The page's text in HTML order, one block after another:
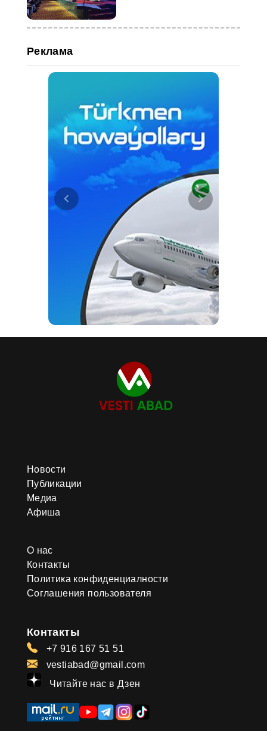
Галкыныш
Реклама
Новости
Публикации
Медиа
Афиша
О нас
Контакты
Политика конфиденциалности
Соглашения пользователя
Контакты
+7 916 167 51 51
vestiabad@gmail.com
Читайте нас в Дзен